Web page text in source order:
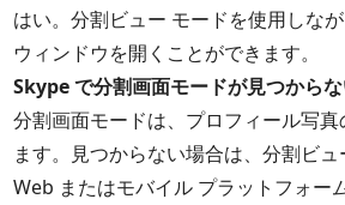
はい。分割ビュー モードを使用しな
ウィンドウを開くことができます。
Skype で分割画面モードが見つから
分割画面モードは、プロフィール写真
ます。見つからない場合は、分割ビ
Web またはモバイル プラットフォー